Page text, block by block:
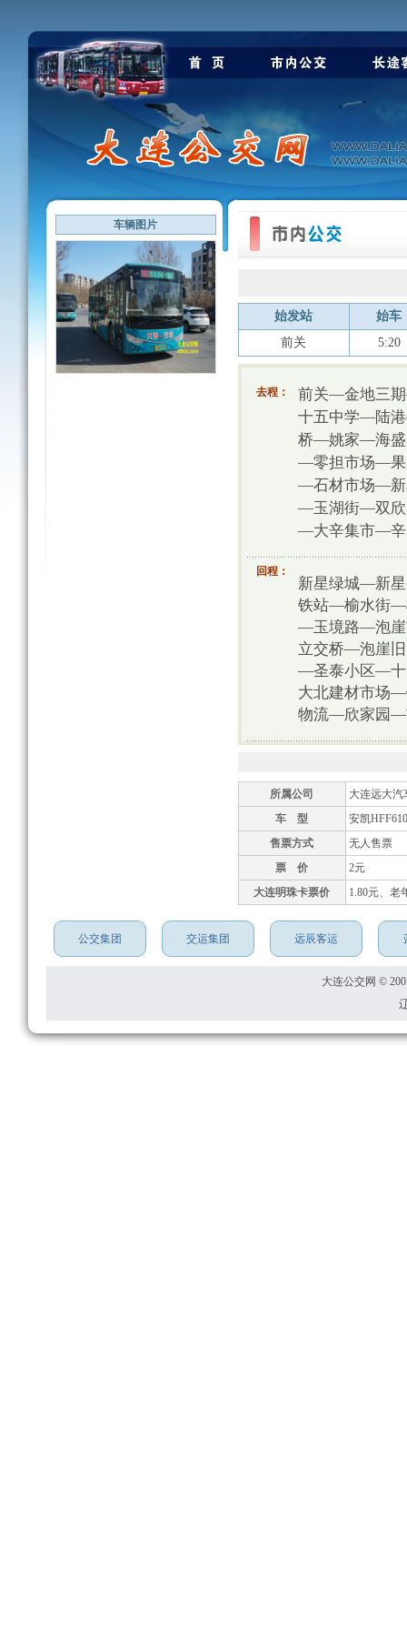
车辆图片
始发站
始车
前关
5:20
去程：
前关—金地三
十五中学—陆
桥—姚家—海
—零担市场—果
—石材市场—
—玉湖街—双
—大辛集市—
回程：
新星绿城—新
铁站—榆水街
—玉境路—泡
立交桥—泡崖
—圣泰小区—
大北建材市场
物流—欣家园
所属公司
大连远大汽
车 型
安凯
售票方式
无人售票
票 价
2元
大连明珠卡票价
1.80元、老
公交集团 交运集团 远辰客运
大连公交网 ©